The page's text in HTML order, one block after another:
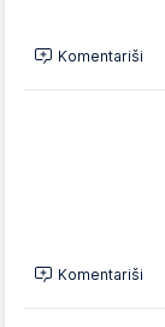
Komentariši
Komentariši